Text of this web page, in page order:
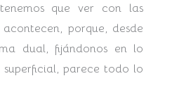
que ver con las
porque, desde
dual, fijándonos en lo
parece todo lo